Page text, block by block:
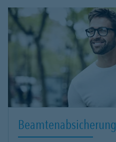
Beamtenabsicherung